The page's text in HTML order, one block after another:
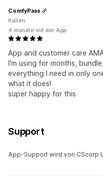
App and customer care
I'm using for months,
everything I need in only
what it does!
super happy for this
ComfyPass
Italien
4 monate mit der App
Support
App-Support wird von CScorp